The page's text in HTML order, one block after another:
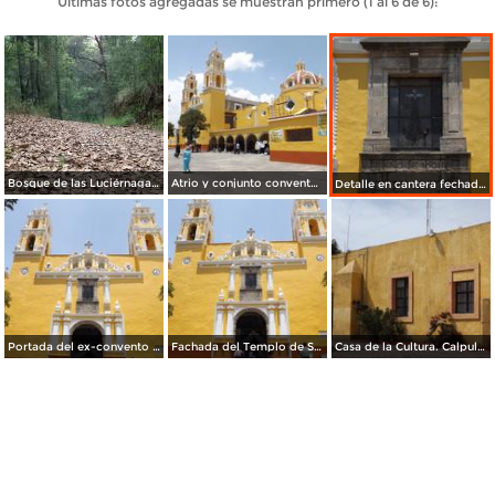
Bosque de las Luciérnagas, Vista Hermosa. Junio/2018 Atrio y conjunto conventual de San Antonio de Padua (1608). Junio/2012 Detalle en cantera fechado en 1608, ex-convento de San Antonio. Junio/2012
Portada del ex-convento de San Antonio de Padua. Junio/2012 Fachada del Templo de San Antonio de Padua. Junio/2012 Casa de la Cultura. Calpulalpan. Junio/2012